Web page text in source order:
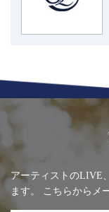
アーティストのLIVE
ます。 こちらからメ